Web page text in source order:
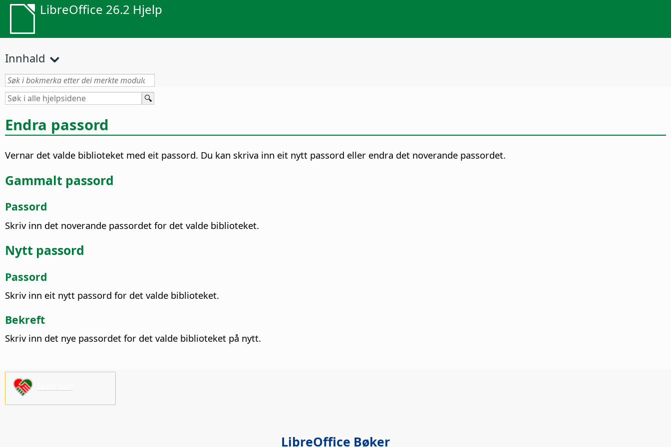
LibreOffice 26.2 Hjelp
Innhald
Endra passord
Vernar det valde biblioteket med eit passord. Du kan skriva inn eit nytt passord eller endra det noverande passordet.
Gammalt passord
Passord
Skriv inn det noverande passordet for det valde biblioteket.
Nytt passord
Passord
Skriv inn eit nytt passord for det valde biblioteket.
Bekreft
Skriv inn det nye passordet for det valde biblioteket på nytt.
LibreOffice Bøker